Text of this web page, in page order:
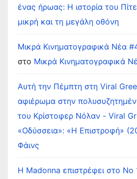
ένας ήρωας: Η ιστορία του
μικρή και τη μεγάλη οθόνη
Μικρά Κινηματογραφικά Νέα
στο Μικρά Κινηματογραφικά
Αυτή την Πέμπτη στη Viral
αφιέρωμα στην
του Κρίστοφερ Νόλαν - Viral
«Οδύσσεια»: «Η Επιστροφή»
Φάινς
Η Madonna επιστρέφει στο Νο